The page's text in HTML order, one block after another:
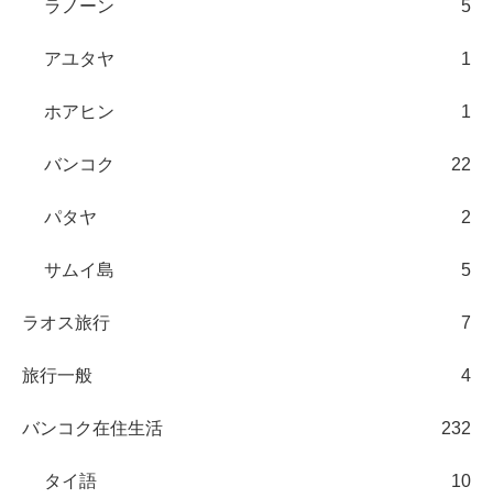
ラノーン 5
アユタヤ 1
ホアヒン 1
バンコク 22
パタヤ 2
サムイ島 5
ラオス旅行 7
旅行一般 4
バンコク在住生活 232
タイ語 10